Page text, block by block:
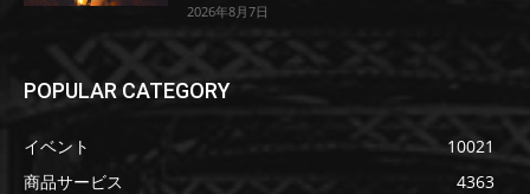
2026年8月7日
POPULAR CATEGORY
イベント
10021
商品サービス
4363